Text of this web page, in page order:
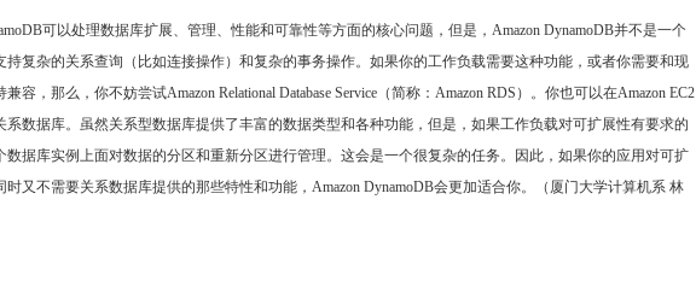
可以处理数据库扩展、管理、性能和可靠性等方面的核心问题，但是，Amazon DynamoDB并不是一个
持复杂的关系查询（比如连接操作）和复杂的事务操作。如果你的工作负载需要这种功能，或者你需要和现
容，那么，你不妨尝试Amazon Relational Database Service（简称：Amazon RDS）。你也可以在Amazon EC2
系数据库。虽然关系型数据库提供了丰富的数据类型和各种功能，但是，如果工作负载对可扩展性有要求的
数据库实例上面对数据的分区和重新分区进行管理。这会是一个很复杂的任务。因此，如果你的应用对可扩
时又不需要关系数据库提供的那些特性和功能，Amazon DynamoDB会更加适合你。（厦门大学计算机系 林